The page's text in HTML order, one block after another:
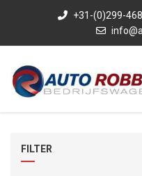
+31-(0)299-
FILTER